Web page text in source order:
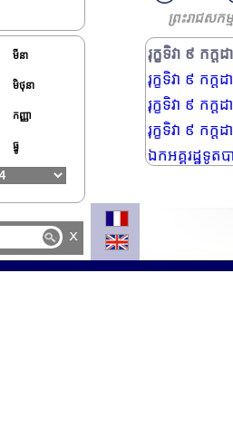
មីនា
មិថុនា
កញ្ញា
ធ្នូ
ព្រះរាជសក
រុក្ខទិវា ៩ ក
រុក្ខទិវា ៩ កក្
រុក្ខទិវា ៩ កក្
រុក្ខទិវា ៩ កក្
រុក្ខទិវា ៩ កក្
ឯកអគ្គរដ្ឋទូតប
x